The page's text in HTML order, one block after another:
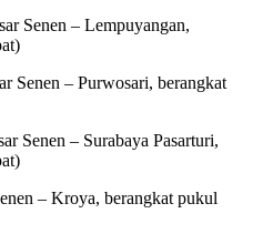
Senen – Lempuyangan,
Senen – Purwosari, berangkat
Senen – Surabaya Pasarturi,
– Kroya, berangkat pukul